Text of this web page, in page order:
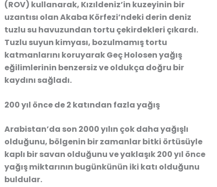
(ROV) kullanarak, Kızıldeniz’in kuzeyinin bir
uzantısı olan Akaba Körfezi’ndeki derin deniz
tuzlu su havuzundan tortu çekirdekleri çıkardı.
Tuzlu suyun kimyası, bozulmamış tortu
katmanlarını koruyarak Geç Holosen yağış
eğilimlerinin benzersiz ve oldukça doğru bir
kaydını sağladı.
200 yıl önce de 2 katından fazla yağış
Arabistan’da son 2000 yılın çok daha yağışlı
olduğunu, bölgenin bir zamanlar bitki örtüsüyle
kaplı bir savan olduğunu ve yaklaşık 200 yıl önce
yağış miktarının bugünkünün iki katı olduğunu
buldular.